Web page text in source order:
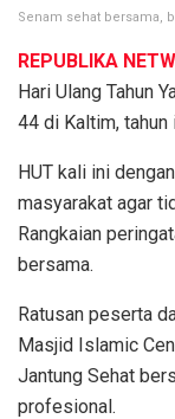
Senam sehat bersama,
REPUBLIKA
Hari Ulang Tahun
44 di Kaltim,
HUT kali ini
masyarakat agar
Rangkaian
bersama.
Ratusan peserta
Masjid Islamic
Jantung Sehat
profesional.